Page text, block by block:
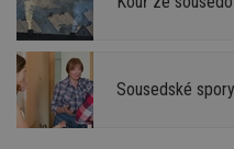
Sousedské